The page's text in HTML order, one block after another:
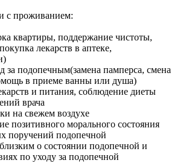
с проживанием:
квартиры, поддержание чистоты,
лекарств в аптеке,
за подопечным(замена памперса, смена
в приеме ванны или душа)
и питания, соблюдение диеты
врача
на свежем воздухе
позитивного морального состояния
поручений подопечной
о состоянии подопечной и
по уходу за подопечной